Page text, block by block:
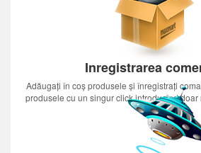
Inregistrarea
Adăugați în coș produsele și înregistrați
produsele cu un singur click introducînd doar